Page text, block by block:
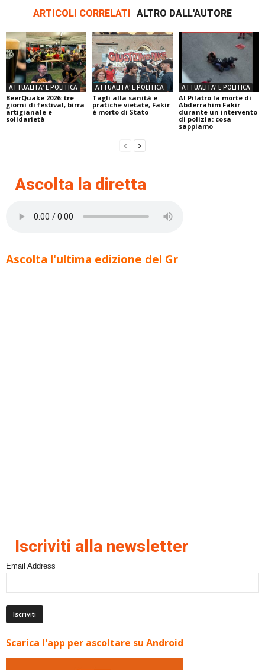
ARTICOLI CORRELATI ALTRO DALL'AUTORE
ATTUALITA' E POLITICA
BeerQuake 2026: tre
giorni di festival, birra
artigianale e
solidarietà
ATTUALITA' E POLITICA
Tagli alla sanità e
pratiche vietate, Fakir
è morto di Stato
ATTUALITA' E POLITICA
Al Pilatro la morte di
Abderrahim Fakir
durante un intervento
di polizia: cosa
sappiamo
Ascolta la diretta
Ascolta l'ultima edizione del Gr
Iscriviti alla newsletter
Email Address
Scarica l'app per ascoltare su Android